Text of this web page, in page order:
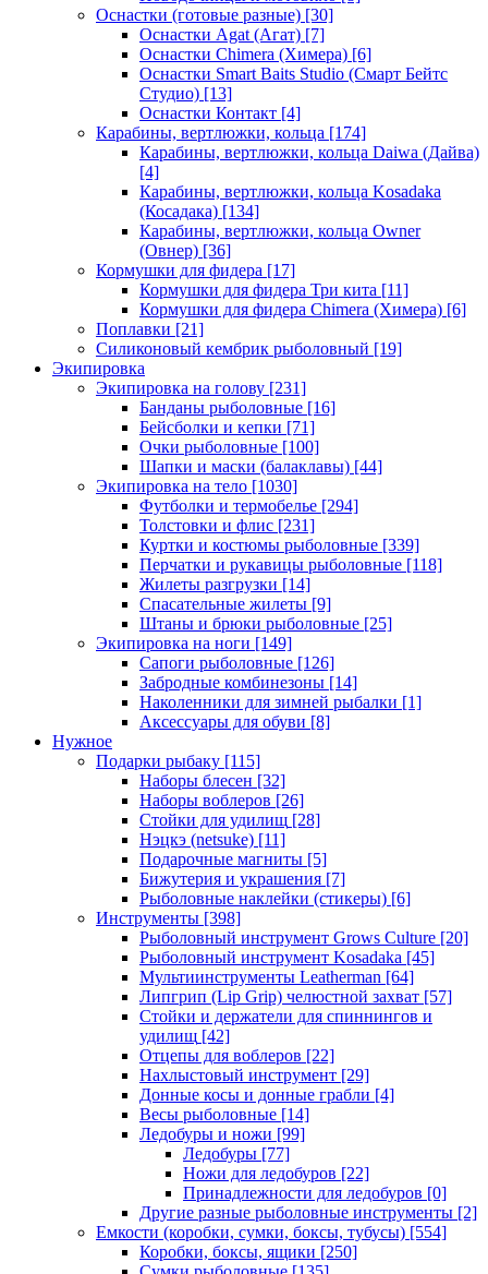
Оснастки (готовые разные) [30]
Оснастки Agat (Агат) [7]
Оснастки Chimera (Химера) [6]
Оснастки Smart Baits Studio (Смарт Бейтс
Студио) [13]
Оснастки Контакт [4]
Карабины, вертлюжки, кольца [174]
Карабины, вертлюжки, кольца Daiwa (Дайва)
[4]
Карабины, вертлюжки, кольца Kosadaka
(Косадака) [134]
Карабины, вертлюжки, кольца Owner
(Овнер) [36]
Кормушки для фидера [17]
Кормушки для фидера Три кита [11]
Кормушки для фидера Chimera (Химера) [6]
Поплавки [21]
Силиконовый кембрик рыболовный [19]
Экипировка
Экипировка на голову [231]
Банданы рыболовные [16]
Бейсболки и кепки [71]
Очки рыболовные [100]
Шапки и маски (балаклавы) [44]
Экипировка на тело [1030]
Футболки и термобелье [294]
Толстовки и флис [231]
Куртки и костюмы рыболовные [339]
Перчатки и рукавицы рыболовные [118]
Жилеты разгрузки [14]
Спасательные жилеты [9]
Штаны и брюки рыболовные [25]
Экипировка на ноги [149]
Сапоги рыболовные [126]
Забродные комбинезоны [14]
Наколенники для зимней рыбалки [1]
Аксессуары для обуви [8]
Нужное
Подарки рыбаку [115]
Наборы блесен [32]
Наборы воблеров [26]
Стойки для удилищ [28]
Нэцкэ (netsuke) [11]
Подарочные магниты [5]
Бижутерия и украшения [7]
Рыболовные наклейки (стикеры) [6]
Инструменты [398]
Рыболовный инструмент Grows Culture [20]
Рыболовный инструмент Kosadaka [45]
Мультиинструменты Leatherman [64]
Липгрип (Lip Grip) челюстной захват [57]
Стойки и держатели для спиннингов и
удилищ [42]
Отцепы для воблеров [22]
Нахлыстовый инструмент [29]
Донные косы и донные грабли [4]
Весы рыболовные [14]
Ледобуры и ножи [99]
Ледобуры [77]
Ножи для ледобуров [22]
Принадлежности для ледобуров [0]
Другие разные рыболовные инструменты [2]
Емкости (коробки, сумки, боксы, тубусы) [554]
Коробки, боксы, ящики [250]